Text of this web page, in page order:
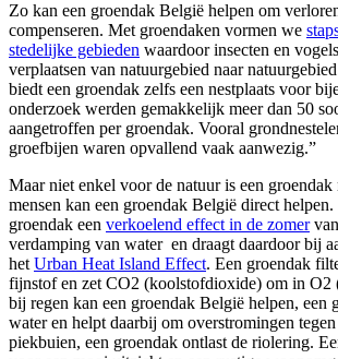
Zo kan een groendak België helpen om
compenseren. Met groendaken vormen we
stedelijke gebieden waardoor insecten en
verplaatsen van natuurgebied naar
biedt een groendak zelfs een nestplaats voor
onderzoek werden gemakkelijk meer dan 50
aangetroffen per groendak. Vooral
groefbijen waren opvallend vaak aanwezig.”
Maar niet enkel voor de natuur is een
mensen kan een groendak België direct
groendak een verkoelend effect in de zomer
verdamping van water en draagt daardoor bij
hetUrban Heat Island Effect. Een groendak
fijnstof en zet CO2 (koolstofdioxide) om in O2
bij regen kan een groendak België helpen, een
water en helpt daarbij om overstromingen
piekbuien, een groendak ontlast de riolering.